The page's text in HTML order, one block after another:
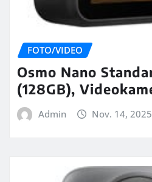
FOTO/VIDEO
Osmo Nano
(128GB),
Admin Nov. 14, 2025